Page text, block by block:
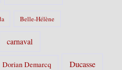
Belle-Hélène
carnaval
Dorian Demarcq Ducasse